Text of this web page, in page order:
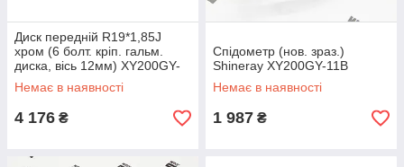
Диск передній R19*1,85J
хром (6 болт. кріп. гальм.
диска, вісь 12мм) XY200GY-
11В
Немає в наявності
4 176 ₴
Спідометр (нов. зраз.)
Shineray XY200GY-11B
Немає в наявності
1 987 ₴